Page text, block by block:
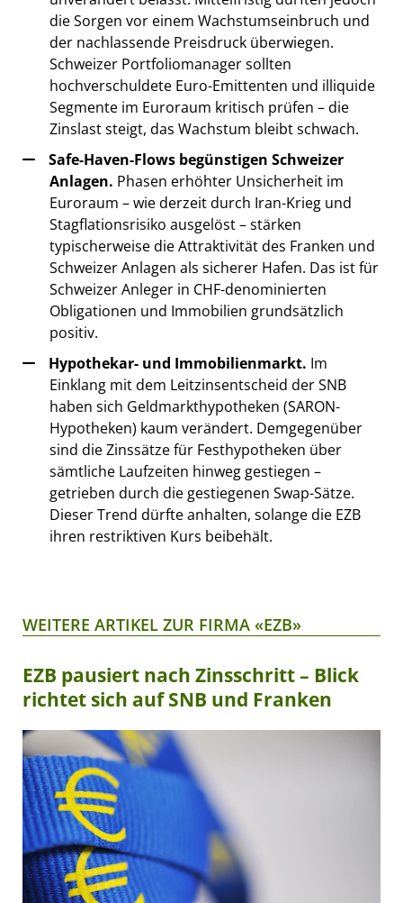
die Sorgen vor einem Wachstumseinbruch und
der nachlassende Preisdruck überwiegen.
Schweizer Portfoliomanager sollten
hochverschuldete Euro-Emittenten und illiquide
Segmente im Euroraum kritisch prüfen – die
Zinslast steigt, das Wachstum bleibt schwach.
Safe-Haven-Flows begünstigen Schweizer
Anlagen. Phasen erhöhter Unsicherheit im
Euroraum – wie derzeit durch Iran-Krieg und
Stagflationsrisiko ausgelöst – stärken
typischerweise die Attraktivität des Franken und
Schweizer Anlagen als sicherer Hafen. Das ist für
Schweizer Anleger in CHF-denominierten
Obligationen und Immobilien grundsätzlich
positiv.
Hypothekar- und Immobilienmarkt. Im
Einklang mit dem Leitzinsentscheid der SNB
haben sich Geldmarkthypotheken (SARON-
Hypotheken) kaum verändert. Demgegenüber
sind die Zinssätze für Festhypotheken über
sämtliche Laufzeiten hinweg gestiegen –
getrieben durch die gestiegenen Swap-Sätze.
Dieser Trend dürfte anhalten, solange die EZB
ihren restriktiven Kurs beibehält.
WEITERE ARTIKEL ZUR FIRMA «EZB»
EZB pausiert nach Zinsschritt – Blick
richtet sich auf SNB und Franken